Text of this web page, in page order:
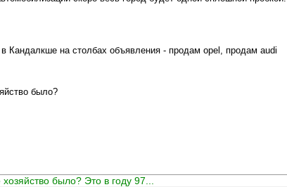
Кандалкше на столбах объявления - продам opel, продам audi
было?
было? Это в году 97...